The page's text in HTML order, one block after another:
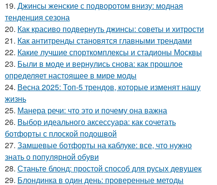
19. Джинсы женские с подворотом внизу: модная
тенденция сезона
20. Как красиво подвернуть джинсы: советы и хитрости
21. Как антитренды становятся главными трендами
22. Какие лучшие спорткомплексы и стадионы Москвы
23. Были в моде и вернулись снова: как прошлое
определяет настоящее в мире моды
24. Весна 2025: Топ-5 трендов, которые изменят нашу
жизнь
25. Манера речи: что это и почему она важна
26. Выбор идеального аксессуара: как сочетать
ботфорты с плоской подошвой
27. Замшевые ботфорты на каблуке: все, что нужно
знать о популярной обуви
28. Станьте блонд: простой способ для русых девушек
29. Блондинка в один день: проверенные методы